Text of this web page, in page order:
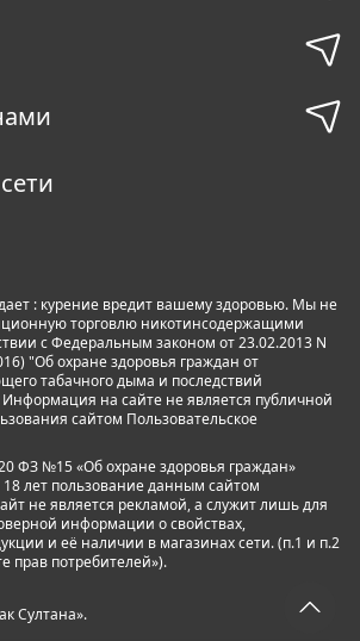
с нами
: курение вредит вашему здоровью. Мы не
торговлю никотинсодержащими
с Федеральным законом от 23.02.2013 N
"Об охране здоровья граждан от
табачного дыма и последствий
Информация на сайте не является публичной
сайтом Пользовательское
20 ФЗ №15 «Об охране здоровья граждан»
лет пользование данным сайтом
не является рекламой, а служит лишь для
информации о свойствах,
и её наличии в магазинах сети. (п.1 и п.2
прав потребителей»).
Султана».